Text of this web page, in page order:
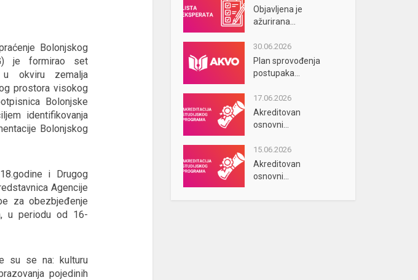
Bolonjskog
je formirao set
u okviru zemalja
prostora visokog
Bolonjske
identifikovanja
Bolonjskog
i Drugog
Agencije
za obezbjeđenje
u periodu od 16-
su se na: kulturu
pojedinih
Objavljena je
ažurirana...
30.06.2026
Plan sprovođenja
postupaka...
17.06.2026
Akreditovan
osnovni...
15.06.2026
Akreditovan
osnovni...